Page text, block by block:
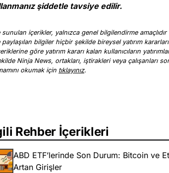
şiddetle tavsiye edilir.
sunulan içerikler, yalnızca genel bilgilendirme
bilgiler hiçbir şekilde bireysel yatırım
göre yatırım kararı kalan kullanıcıların
Ninja News, ortakları, iştirakleri veya çalışanları
okumak için tıklayınız.
Rehber İçerikleri
ABD ETF’lerinde Son Durum: Bitcoin ve
Artan Girişler